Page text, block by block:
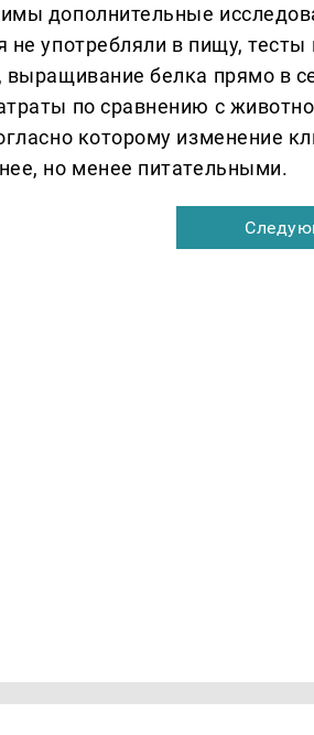
дополнительные
не употребляли в пищу,
выращивание белка прямо в
по сравнению с
которому изменение
но менее питательными.